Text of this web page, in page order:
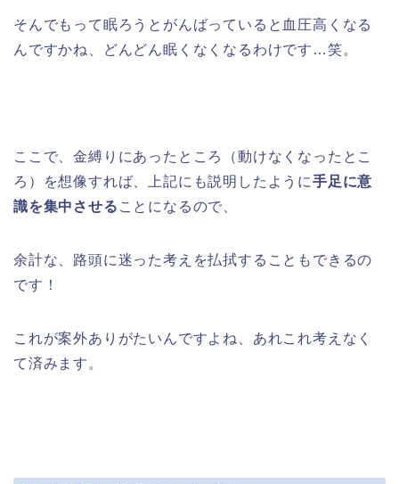
そんでもって眠ろうとがんばっていると血圧高くなる
んですかね、どんどん眠くなくなるわけです…笑。
ここで、金縛りにあったところ（動けなくなったとこ
ろ）を想像すれば、上記にも説明したように手足に意
識を集中させる ことになるので、
余計な、路頭に迷った考えを払拭することもできるの
です！
これが案外ありがたいんですよね、あれこれ考えなく
て済みます。